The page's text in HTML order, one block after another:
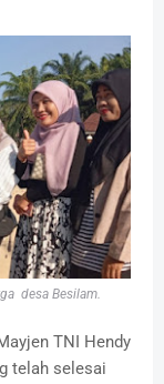
desa Besilam.
TNI Hendy
telah selesai